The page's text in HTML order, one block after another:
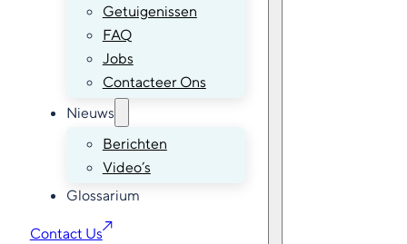
Getuigenissen
FAQ
Jobs
Contacteer Ons
Nieuws
Berichten
Video’s
Glossarium
Contact Us